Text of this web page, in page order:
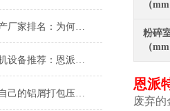
铝削压块机生产厂家排名：为何恩派特成为行业优选？
深圳铝屑压块机设备推荐：恩派特压饼机的性能
如何选择适合自己的铝屑打包压块机
（
粉碎
（
恩派
废弃